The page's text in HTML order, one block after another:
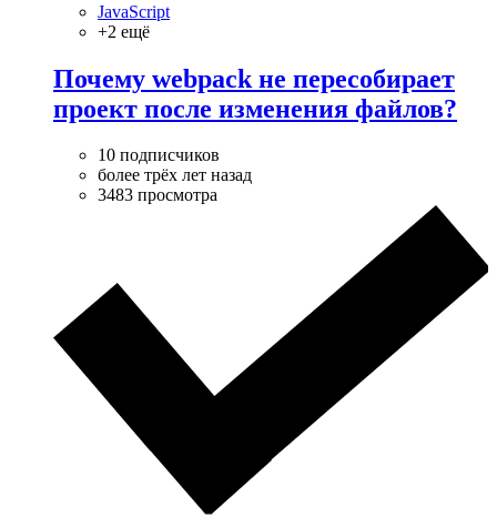
JavaScript
+2 ещё
Почему webpack не пересобирает
проект после изменения файлов?
10 подписчиков
более трёх лет назад
3483 просмотра